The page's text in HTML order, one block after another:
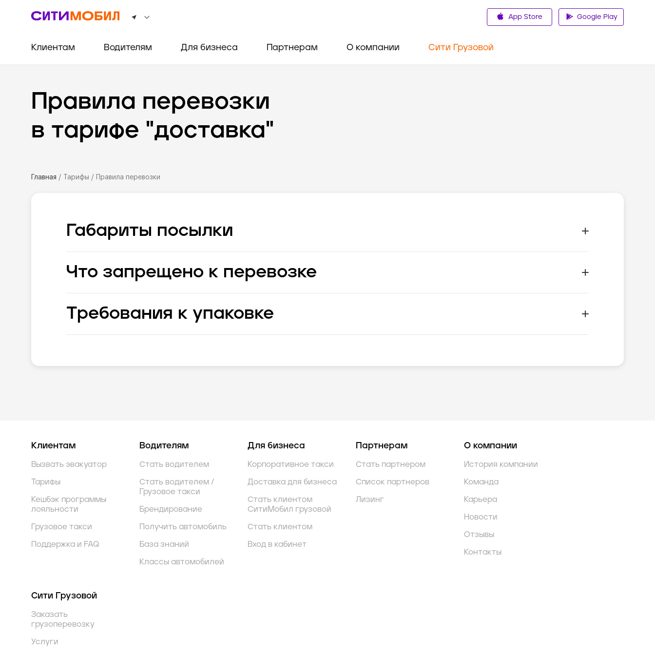
App Store Google Play
Клиентам Водителям Для бизнеса Партнерам О компании Сити Грузовой
Правила перевозки
в тарифе "доставка"
Главная / Тарифы / Правила перевозки
Габариты посылки
Что запрещено к перевозке
Требования к упаковке
Клиентам
Вызвать эвакуатор
Тарифы
Кешбэк программы
лояльности
Грузовое такси
Поддержка и FAQ
Водителям
Стать водителем
Стать водителем /
Грузовое такси
Брендирование
Получить автомобиль
База знаний
Классы автомобилей
Для бизнеса
Корпоративное такси
Доставка для бизнеса
Стать клиентом
СитиМобил грузовой
Стать клиентом
Вход в кабинет
Партнерам
Стать партнером
Список партнеров
Лизинг
О компании
История компании
Команда
Карьера
Новости
Отзывы
Контакты
Сити Грузовой
Заказать
грузоперевозку
Услуги